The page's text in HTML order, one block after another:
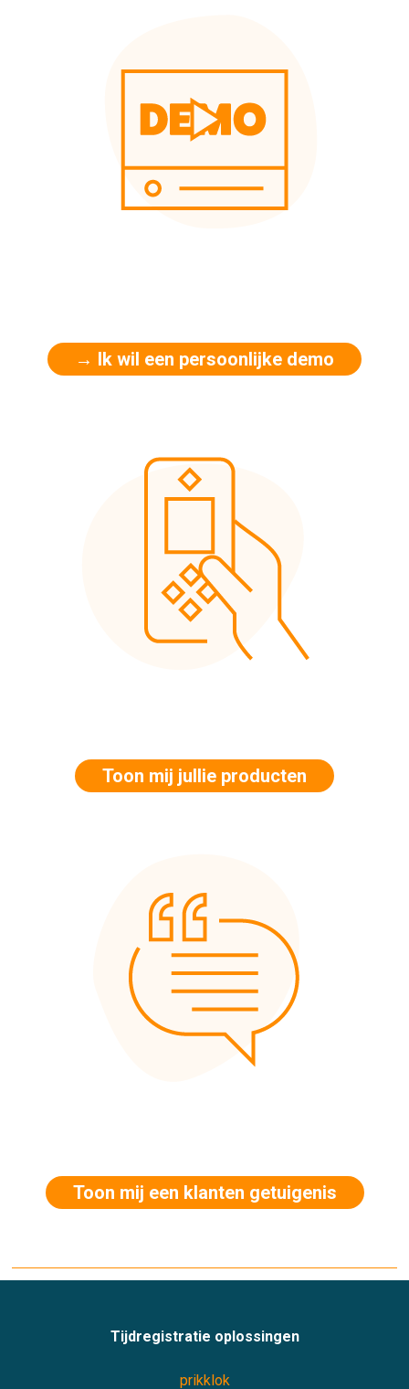
→ Ik wil een persoonlijke demo
Toon mij jullie producten
Toon mij een klanten getuigenis
Tijdregistratie oplossingen
prikklok